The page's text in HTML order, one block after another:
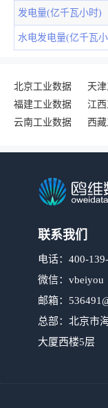
发电量(亿千瓦小时)
水电发电量(亿千瓦
北京工业数据 天
福建工业数据
江
云南工业数据
西
联系我们
电话：400-
微信：vbeiyou
邮箱：
总部：北京市
大厦西楼5层